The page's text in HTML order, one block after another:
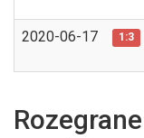
2020-06-17 1:3